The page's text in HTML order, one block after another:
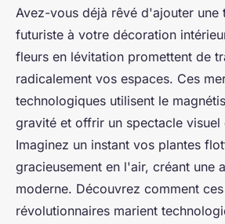
Pot de fleur en
futuriste pour
Juliette•3 septembre 2024•4 min de
Avez-vous déjà rêvé d'ajouter une
futuriste à votre décoration
fleurs en lévitation promettent de
radicalement vos espaces. Ces
technologiques utilisent le
gravité et offrir un spectacle visuel
Imaginez un instant vos plantes
gracieusement en l'air, créant une
moderne. Découvrez comment
révolutionnaires marient